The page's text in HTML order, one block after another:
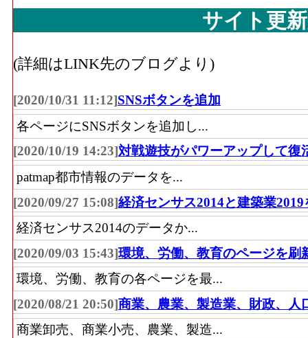
サイト更
(詳細はLINK先のブログより)
[2020/10/31 11:12]SNSボタンを追加
各ページにSNSボタンを追加し...
[2020/10/19 14:23]対戦遊技がパワーアップして復
patmap都市情報のデータを...
[2020/09/27 15:08]経済センサス2014と建築業2019
経済センサス2014のデータか...
[2020/09/03 15:43]環境、労働、教育のページを刷
環境、労働、教育の各ページを最...
[2020/08/21 20:50]商業、農業、製造業、財政、人
商業卸売、商業小売、農業、製造...